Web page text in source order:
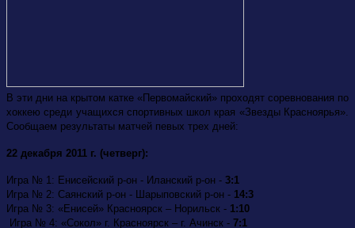
В эти дни на крытом катке «Первомайский» проходят соревнования по
хоккею среди учащихся спортивных школ края «Звезды Красноярья».
Сообщаем результаты матчей певых трех дней:
22 декабря 2011 г. (четверг):
Игра № 1: Енисейский р-он - Иланский р-он - 3:1
Игра № 2: Саянский р-он - Шарыповский р-он - 14:3
Игра № 3: «Енисей» Красноярск – Норильск - 1:10
Игра № 4: «Сокол» г. Красноярск – г. Ачинск - 7:1